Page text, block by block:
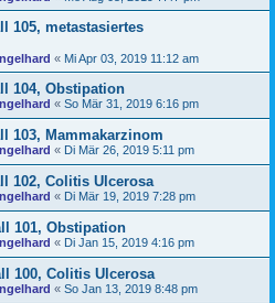
105, metastasiertes
« Mi Apr 03, 2019 11:12 am
104, Obstipation
« So Mär 31, 2019 6:16 pm
103, Mammakarzinom
« Di Mär 26, 2019 5:11 pm
102, Colitis Ulcerosa
« Di Mär 19, 2019 7:28 pm
101, Obstipation
« Di Jan 15, 2019 4:16 pm
100, Colitis Ulcerosa
« So Jan 13, 2019 8:48 pm